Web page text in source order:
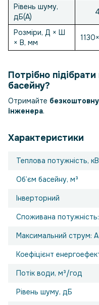
Рівень шуму,
дБ(А)
Розміри, Д × Ш
× В, мм
Потрібно
басейну?
Отримайте
інженера.
Характеристики
Теплова потужність,
Об’єм басейну, м³
Інверторний
Споживана
Максимальний струм: А
Коефіцієнт
Потік води, м³/год
Рівень шуму, дБ